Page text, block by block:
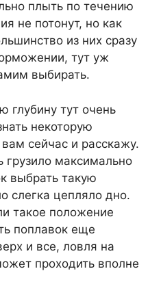
плыть по течению
не потонут, но как
из них сразу
тут уж
выбирать.
глубину тут очень
некоторую
сейчас и расскажу.
грузило максимально
выбрать такую
слегка цепляло дно.
такое положение
поплавок еще
и все, ловля на
проходить вполне